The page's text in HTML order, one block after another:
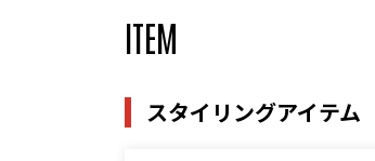
ITEM
スタイリングアイテム